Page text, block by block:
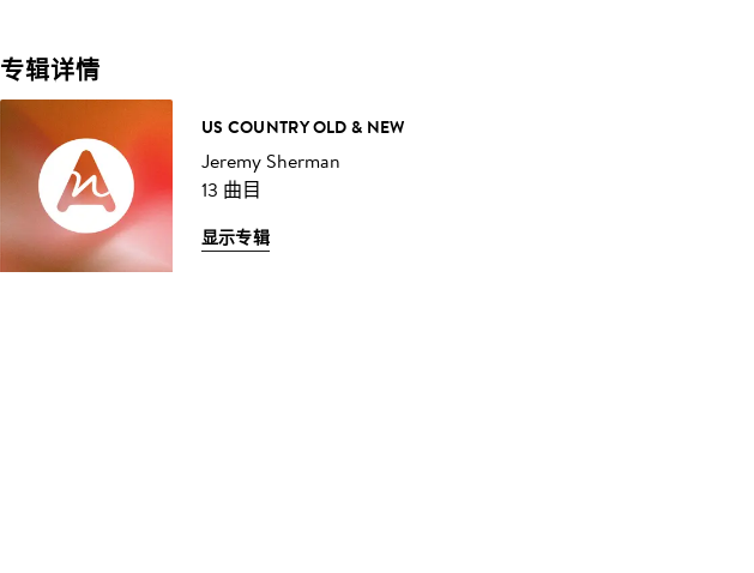
专辑详情
US COUNTRY OLD & NEW
Jeremy Sherman
13 曲目
显示专辑